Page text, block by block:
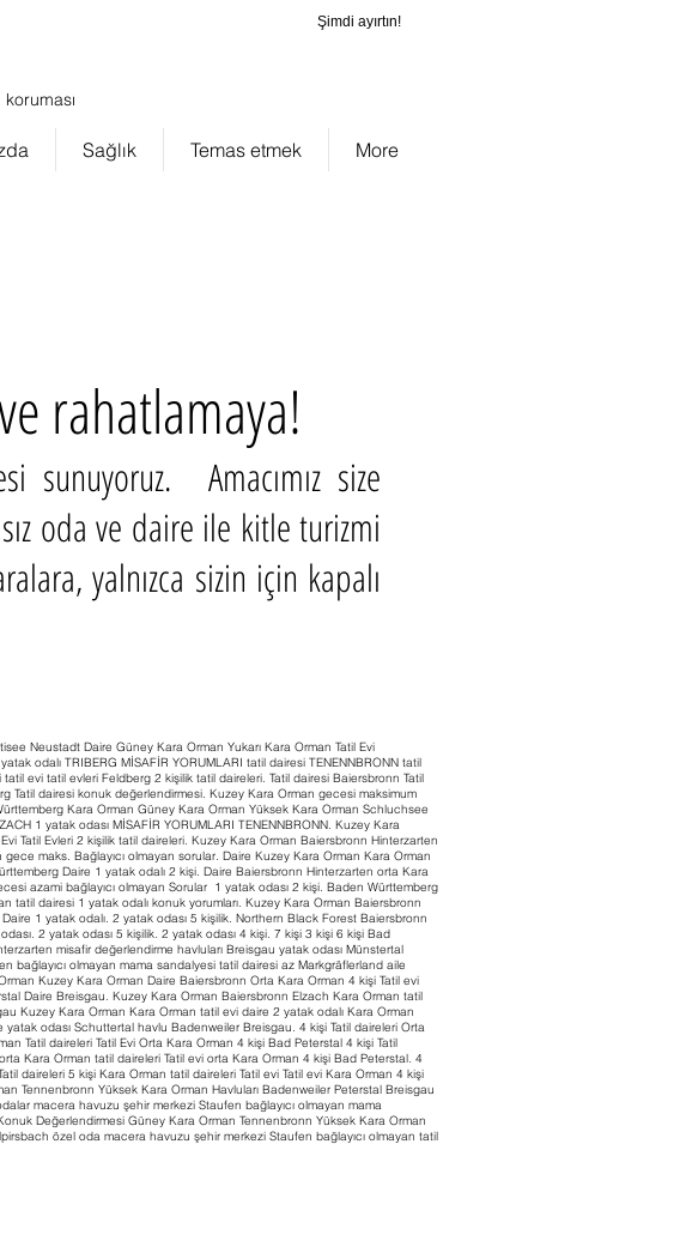
Şimdi ayırtın!
koruması
Sağlık Temas etmek More
rahatlamaya!
sunuyoruz. Amacımız size
oda ve daire ile kitle turizmi
yalnızca sizin için kapalı
Neustadt Daire Güney Kara Orman Yukarı Kara Orman Tatil Evi
odalı TRIBERG MİSAFİR YORUMLARI tatil dairesi TENENNBRONN tatil
evi tatil evleri Feldberg 2 kişilik tatil daireleri. Tatil dairesi Baiersbronn Tatil
Tatil dairesi konuk değerlendirmesi. Kuzey Kara Orman gecesi maksimum
Kara Orman Güney Kara Orman Yüksek Kara Orman Schluchsee
1 yatak odası MİSAFİR YORUMLARI TENENNBRONN. Kuzey Kara
Tatil Evleri 2 kişilik tatil daireleri. Kuzey Kara Orman Baiersbronn Hinterzarten
maks. Bağlayıcı olmayan sorular. Daire Kuzey Kara Orman Kara Orman
Daire 1 yatak odalı 2 kişi. Daire Baiersbronn Hinterzarten orta Kara
azami bağlayıcı olmayan Sorular 1 yatak odası 2 kişi. Baden Württemberg
tatil dairesi 1 yatak odalı konuk yorumları. Kuzey Kara Orman Baiersbronn
1 yatak odalı. 2 yatak odası 5 kişilik. Northern Black Forest Baiersbronn
2 yatak odası 5 kişilik. 2 yatak odası 4 kişi. 7 kişi 3 kişi 6 kişi Bad
misafir değerlendirme havluları Breisgau yatak odası Münstertal
olmayan mama sandalyesi tatil dairesi az Markgräflerland aile
Kuzey Kara Orman Daire Baiersbronn Orta Kara Orman 4 kişi Tatil evi
Daire Breisgau. Kuzey Kara Orman Baiersbronn Elzach Kara Orman tatil
Kuzey Kara Orman Kara Orman tatil evi daire 2 yatak odalı Kara Orman
odası Schuttertal havlu Badenweiler Breisgau. 4 kişi Tatil daireleri Orta
Tatil daireleri Tatil Evi Orta Kara Orman 4 kişi Bad Peterstal 4 kişi Tatil
Kara Orman tatil daireleri Tatil evi orta Kara Orman 4 kişi Bad Peterstal. 4
daireleri 5 kişi Kara Orman tatil daireleri Tatil evi Tatil evi Kara Orman 4 kişi
Tennenbronn Yüksek Kara Orman Havluları Badenweiler Peterstal Breisgau
macera havuzu şehir merkezi Staufen bağlayıcı olmayan mama
Değerlendirmesi Güney Kara Orman Tennenbronn Yüksek Kara Orman
özel oda macera havuzu şehir merkezi Staufen bağlayıcı olmayan tatil